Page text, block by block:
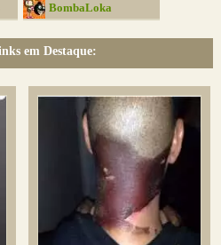
BombaLoka
em Destaque: